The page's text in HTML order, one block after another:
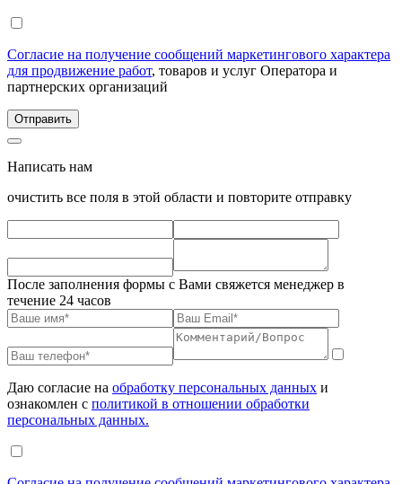
Согласие на получение сообщений маркетингового характера
для продвижение работ, товаров и услуг Оператора и
партнерских организаций
Написать нам
очистить все поля в этой области и повторите отправку
После заполнения формы с Вами свяжется менеджер в
течение 24 часов
Даю согласие на обработку персональных данных и
ознакомлен с политикой в отношении обработки
персональных данных.